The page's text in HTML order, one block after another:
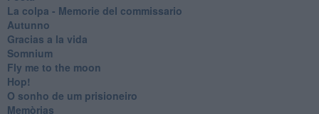
​La colpa - Memorie del commissario
Autunno
Gracias a la vida
Somnium
Fly me to the moon
Hop!
O sonho de um prisioneiro
Memòrias